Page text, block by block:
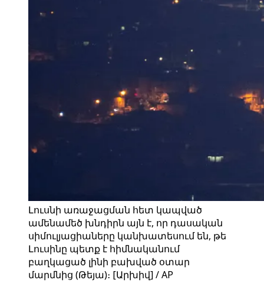
Լուսնի առաջացման հետ կապված
ամենամեծ խնդիրն այն է, որ դասական
սիմուլյացիաները կանխատեսում են, թե
Լուսինը պետք է հիմնականում
բաղկացած լինի բախված օտար
մարմնից (Թեյա)։ [Արխիվ] / AP